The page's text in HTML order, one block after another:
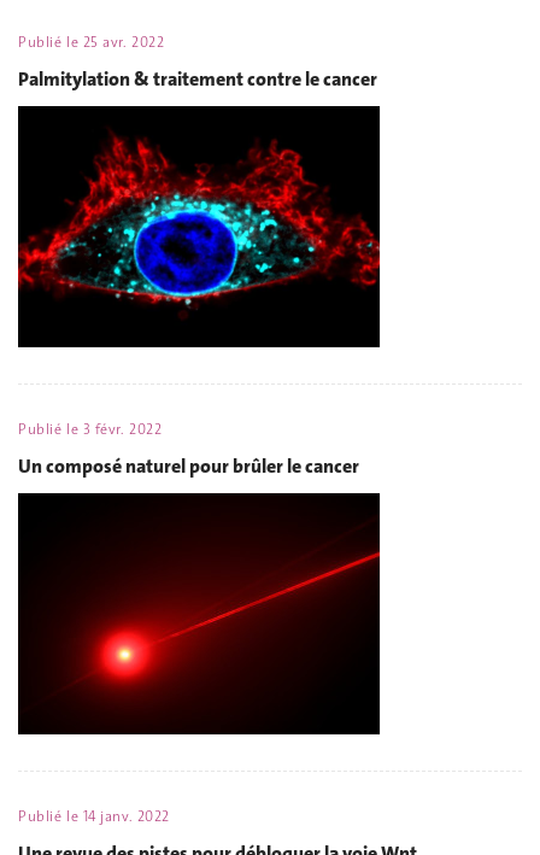
Publié le 25 avr. 2022
Palmitylation & traitement contre le cancer
Publié le 3 févr. 2022
Un composé naturel pour brûler le cancer
Publié le 14 janv. 2022